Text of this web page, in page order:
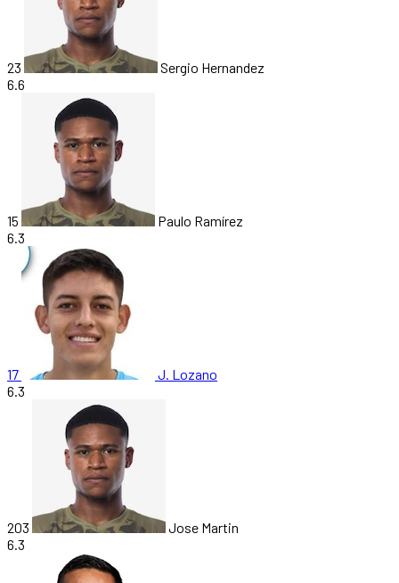
23
Sergio Hernandez
6.6
15
Paulo Ramírez
6.3
17
J. Lozano
6.3
203
Jose Martin
6.3